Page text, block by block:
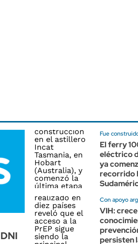
Fue
El ferry
eléctrico
ya
recorrido
Con apoyo
VIH:
persisten